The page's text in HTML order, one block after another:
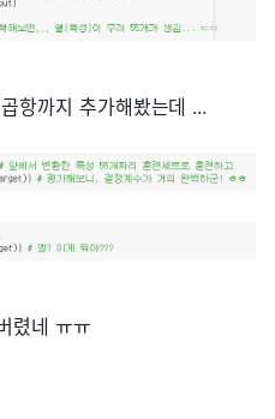
항까지 추가해봤는데 ...
렸네 ㅠㅠ